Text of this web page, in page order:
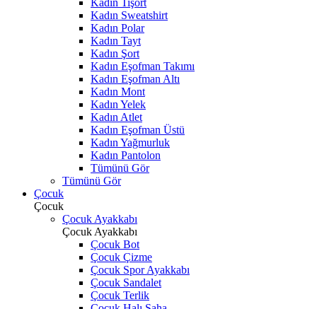
Kadın Tişört
Kadın Sweatshirt
Kadın Polar
Kadın Tayt
Kadın Şort
Kadın Eşofman Takımı
Kadın Eşofman Altı
Kadın Mont
Kadın Yelek
Kadın Atlet
Kadın Eşofman Üstü
Kadın Yağmurluk
Kadın Pantolon
Tümünü Gör
Tümünü Gör
Çocuk
Çocuk
Çocuk Ayakkabı
Çocuk Ayakkabı
Çocuk Bot
Çocuk Çizme
Çocuk Spor Ayakkabı
Çocuk Sandalet
Çocuk Terlik